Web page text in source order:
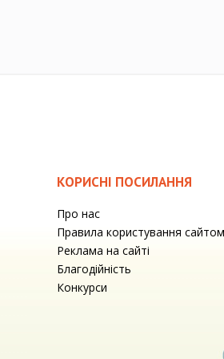
КОРИСНІ ПОСИЛАННЯ
Про нас
Правила користування сайтом
Реклама на сайті
Благодійність
Конкурси